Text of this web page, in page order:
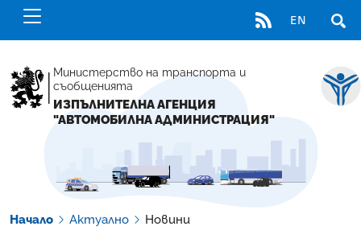
RSS EN
Министерство на транспорта и
съобщенията
ИЗПЪЛНИТЕЛНА АГЕНЦИЯ
"АВТОМОБИЛНА АДМИНИСТРАЦИЯ"
Начало Актуално Новини